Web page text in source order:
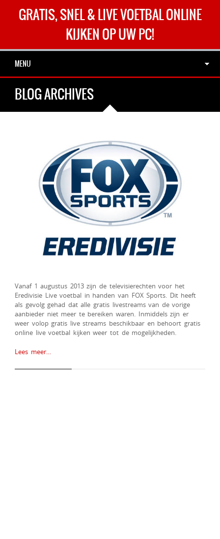
GRATIS, SNEL & LIVE VOETBAL ONLINE
KIJKEN OP UW PC!
MENU
BLOG ARCHIVES
Vanaf 1 augustus 2013 zijn de televisierechten voor het
Eredivisie Live voetbal in handen van FOX Sports. Dit heeft
als gevolg gehad dat alle gratis livestreams van de vorige
aanbieder niet meer te bereiken waren. Inmiddels zijn er
weer volop gratis live streams beschikbaar en behoort gratis
online live voetbal kijken weer tot de mogelijkheden.
Lees meer…